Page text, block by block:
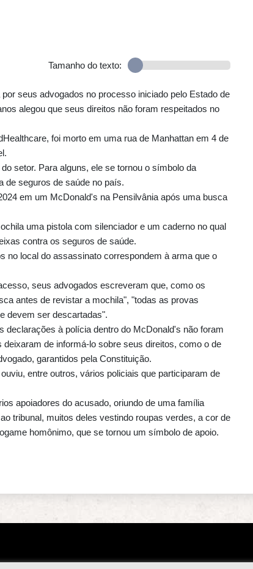
Tamanho do texto:
seus advogados no processo iniciado pelo Estado de
alegou que seus direitos não foram respeitados no
foi morto em uma rua de Manhattan em 4 de
setor. Para alguns, ele se tornou o símbolo da
de seguros de saúde no país.
em um McDonald's na Pensilvânia após uma busca
uma pistola com silenciador e um caderno no qual
contra os seguros de saúde.
no local do assassinato correspondem à arma que o
seus advogados escreveram que, como os
antes de revistar a mochila", "todas as provas
devem ser descartadas".
declarações à polícia dentro do McDonald's não foram
de informá-lo sobre seus direitos, como o de
garantidos pela Constituição.
entre outros, vários policiais que participaram de
apoiadores do acusado, oriundo de uma família
tribunal, muitos deles vestindo roupas verdes, a cor de
homônimo, que se tornou um símbolo de apoio.